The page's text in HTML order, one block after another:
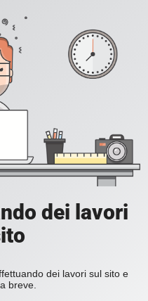
dei lavori
dei lavori sul sito e
breve.